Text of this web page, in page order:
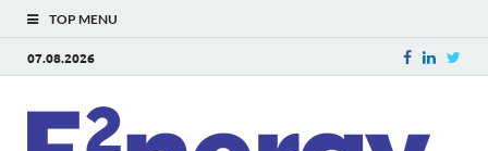
TOP MENU
07.08.2026